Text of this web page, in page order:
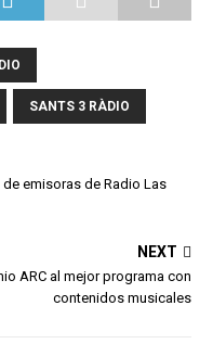
SANTS 3 RÀDIO
emisoras de Radio Las
NEXT
ARC al mejor programa con
contenidos musicales